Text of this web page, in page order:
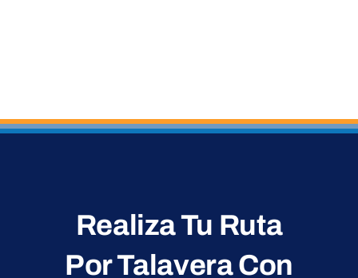
Realiza Tu Ruta
Por TalaveraCon